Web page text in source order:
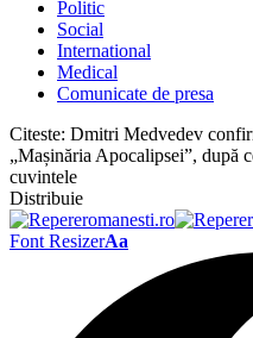
Politic
Social
International
Medical
Comunicate de presa
Citeste: Dmitri Medvedev
„Mașinăria Apocalipsei”, după
cuvintele
Distribuie
Font ResizerAa